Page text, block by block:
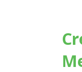
Cremerie Den Donk: coupe Peche